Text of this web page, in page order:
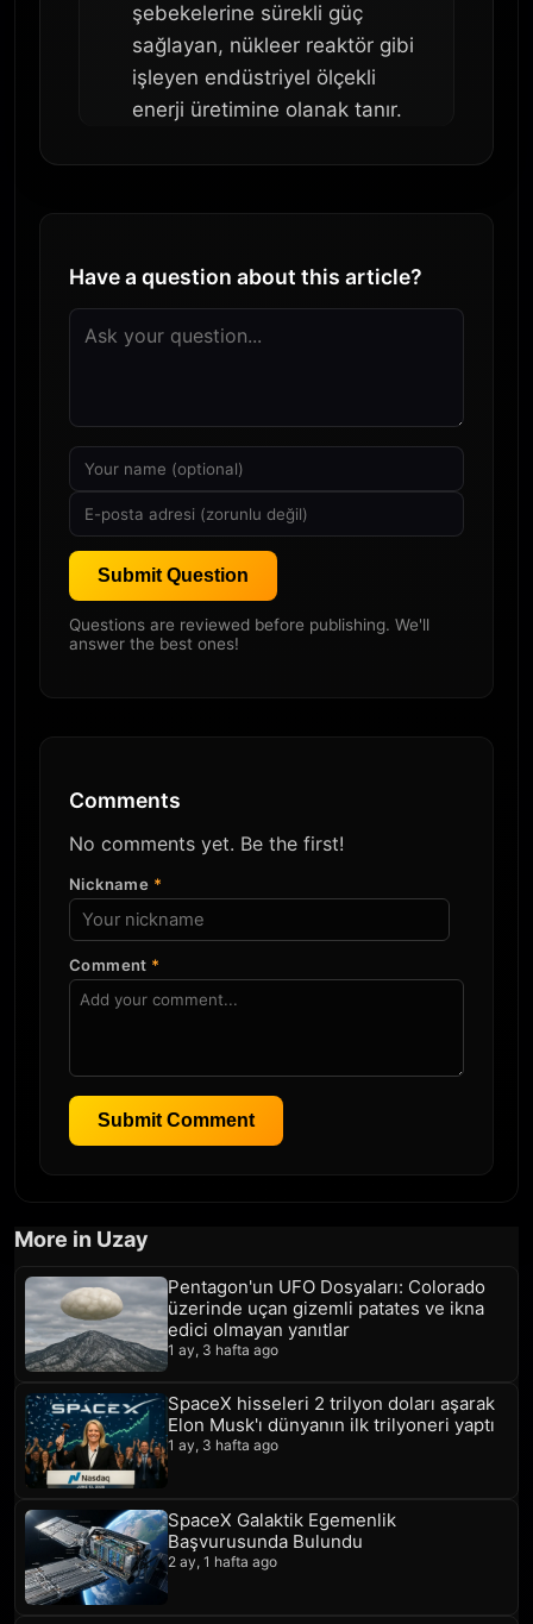
şebekelerine sürekli güç
sağlayan, nükleer reaktör gibi
işleyen endüstriyel ölçekli
enerji üretimine olanak tanır.
Have a question about this article?
Submit Question
Questions are reviewed before publishing. We'll
answer the best ones!
Comments
No comments yet. Be the first!
Nickname *
Comment *
Submit Comment
More in Uzay
Pentagon'un UFO Dosyaları: Colorado
üzerinde uçan gizemli patates ve ikna
edici olmayan yanıtlar
1 ay, 3 hafta ago
SpaceX hisseleri 2 trilyon doları aşarak
Elon Musk'ı dünyanın ilk trilyoneri yaptı
1 ay, 3 hafta ago
SpaceX Galaktik Egemenlik
Başvurusunda Bulundu
2 ay, 1 hafta ago